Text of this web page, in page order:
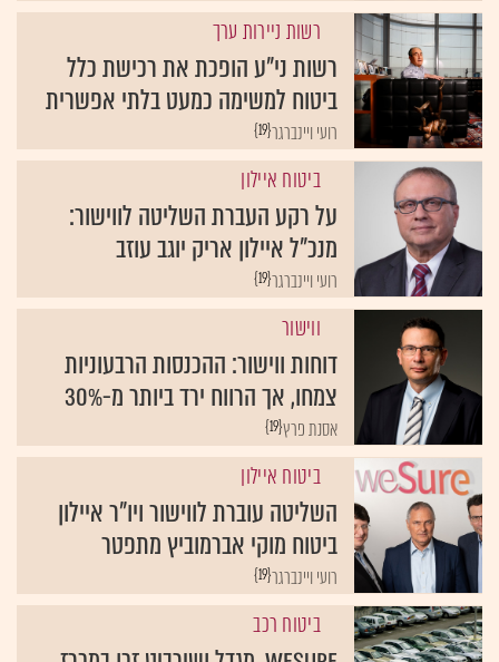
רשות ניירות ערך
רשות ני"ע הופכת את רכישת כלל
ביטוח למשימה כמעט בלתי אפשרית
{19}רועי ויינברגר
ביטוח איילון
על רקע העברת השליטה לווישור:
מנכ"ל איילון אריק יוגב עוזב
{19}רועי ויינברגר
ווישור
דוחות ווישור: ההכנסות הרבעוניות
צמחו, אך הרווח ירד ביותר מ-30%
{19}אסנת פרץ
ביטוח איילון
השליטה עוברת לווישור ויו"ר איילון
ביטוח מוקי אברמוביץ מתפטר
{19}רועי ויינברגר
ביטוח רכב